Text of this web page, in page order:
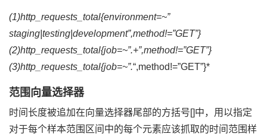
(1)http_requests_total{environment=~”
staging|testing|development”,method!=”GET”}
(2)http_requests_total{job=~”.+”,method!=”GET”}
(3)http_requests_total{job=~”.“,method!=”GET”}*
范围向量选择器
时间长度被追加在向量选择器尾部的方括号[]中，用以指定
对于每个样本范围区间中的每个元素应该抓取的时间范围样